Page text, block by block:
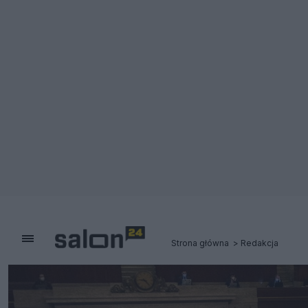
Strona główna Redakcja